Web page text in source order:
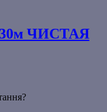
ЧИСТАЯ